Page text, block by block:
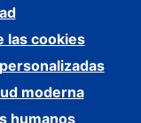
las cookies
moderna
humanos